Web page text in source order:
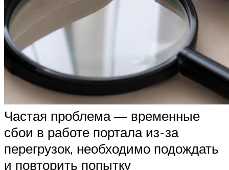
Частая проблема — временные
сбои в работе портала из-за
перегрузок, необходимо подождать
и повторить попытку